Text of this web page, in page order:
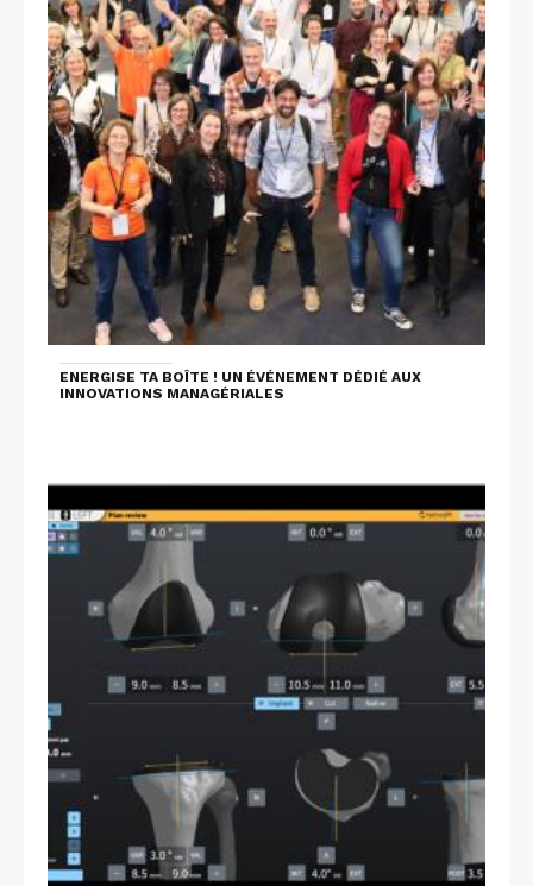
ENERGISE TA BOÎTE ! UN ÉVÉNEMENT DÉDIÉ AUX
INNOVATIONS MANAGÉRIALES